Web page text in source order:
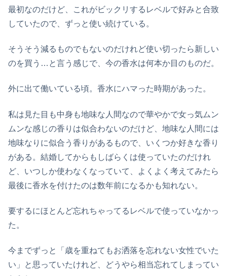
最初なのだけど、これがビックリするレベルで好みと合致
していたので、ずっと使い続けている。
そうそう減るものでもないのだけれど使い切ったら新しい
のを買う…と言う感じで、今の香水は何本か目のものだ。
外に出て働いている頃。香水にハマった時期があった。
私は見た目も中身も地味な人間なので華やかで女っ気ムン
ムンな感じの香りは似合わないのだけど、地味な人間には
地味なりに似合う香りがあるもので、いくつか好きな香り
がある。結婚してからもしばらくは使っていたのだけれ
ど、いつしか使わなくなっていて、よくよく考えてみたら
最後に香水を付けたのは数年前になるかも知れない。
要するにほとんど忘れちゃってるレベルで使っていなかっ
た。
今までずっと「歳を重ねてもお洒落を忘れない女性でいた
い」と思っていたけれど、どうやら相当忘れてしまってい